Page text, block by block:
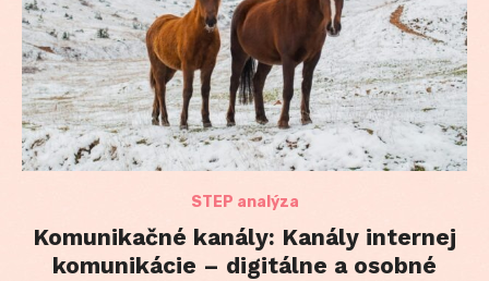
STEP analýza
Komunikačné kanály: Kanály internej
komunikácie – digitálne a osobné